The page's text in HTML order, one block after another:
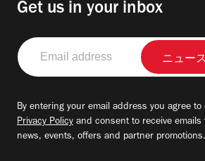
Get us in your inbox
Email
address
By entering your email address you agree to
Privacy Policy and consent to receive emails
news, events, offers and partner promotions.